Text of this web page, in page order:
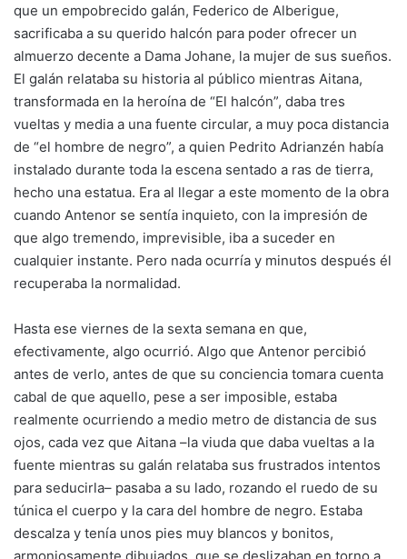
que un empobrecido galán, Federico de Alberigue,
sacrificaba a su querido halcón para poder ofrecer un
almuerzo decente a Dama Johane, la mujer de sus sueños.
El galán relataba su historia al público mientras Aitana,
transformada en la heroína de “El halcón”, daba tres
vueltas y media a una fuente circular, a muy poca distancia
de “el hombre de negro”, a quien Pedrito Adrianzén había
instalado durante toda la escena sentado a ras de tierra,
hecho una estatua. Era al llegar a este momento de la obra
cuando Antenor se sentía inquieto, con la impresión de
que algo tremendo, imprevisible, iba a suceder en
cualquier instante. Pero nada ocurría y minutos después él
recuperaba la normalidad.
Hasta ese viernes de la sexta semana en que,
efectivamente, algo ocurrió. Algo que Antenor percibió
antes de verlo, antes de que su conciencia tomara cuenta
cabal de que aquello, pese a ser imposible, estaba
realmente ocurriendo a medio metro de distancia de sus
ojos, cada vez que Aitana –la viuda que daba vueltas a la
fuente mientras su galán relataba sus frustrados intentos
para seducirla– pasaba a su lado, rozando el ruedo de su
túnica el cuerpo y la cara del hombre de negro. Estaba
descalza y tenía unos pies muy blancos y bonitos,